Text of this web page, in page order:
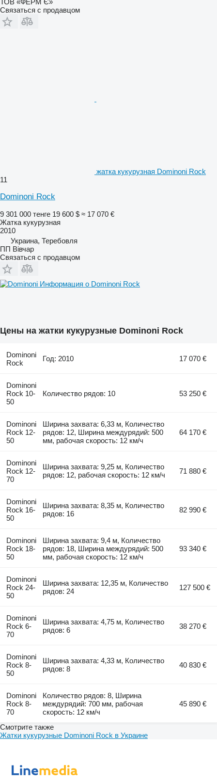
Связаться с продавцом
жатка кукурузная Dominoni Rock
11
Dominoni Rock
9 301 000 тенге 19 600 $ ≈ 17 070 €
Жатка кукурузная
2010
Украина, Теребовля
ПП Вівчар
Связаться с продавцом
Информация о Dominoni Rock
Цены на жатки кукурузные Dominoni Rock
Dominoni
Rock
Год: 2010 17 070 €
Dominoni
Rock 10-
50
Количество рядов: 10 53 250 €
Dominoni
Rock 12-
50
Ширина захвата: 6,33 м, Количество
рядов: 12, Ширина междурядий: 500
мм, рабочая скорость: 12 км/ч
64 170 €
Dominoni
Rock 12-
70
Ширина захвата: 9,25 м, Количество
рядов: 12, рабочая скорость: 12 км/ч
71 880 €
Dominoni
Rock 16-
50
Ширина захвата: 8,35 м, Количество
рядов: 16
82 990 €
Dominoni
Rock 18-
50
Ширина захвата: 9,4 м, Количество
рядов: 18, Ширина междурядий: 500
мм, рабочая скорость: 12 км/ч
93 340 €
Dominoni
Rock 24-
50
Ширина захвата: 12,35 м, Количество
рядов: 24
127 500 €
Dominoni
Rock 6-
70
Ширина захвата: 4,75 м, Количество
рядов: 6
38 270 €
Dominoni
Rock 8-
50
Ширина захвата: 4,33 м, Количество
рядов: 8
40 830 €
Dominoni
Rock 8-
70
Количество рядов: 8, Ширина
междурядий: 700 мм, рабочая
скорость: 12 км/ч
45 890 €
Смотрите также
Жатки кукурузные Dominoni Rock в Украине